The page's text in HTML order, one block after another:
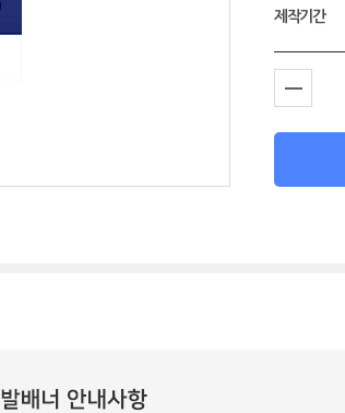
제작기간